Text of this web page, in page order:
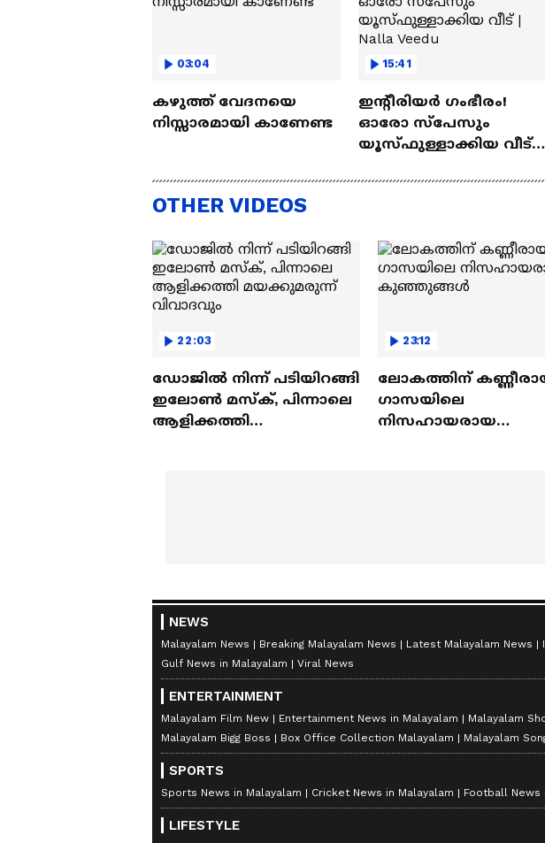
03:04
കഴുത്ത് വേദനയെ
നിസ്സാരമായി കാണേണ്ട
15:41
ഇന്റീരിയർ ഗംഭീരം!
ഓരോ സ്‌പേസും
യൂസ്ഫുള്ളാക്കിയ വീട് |
OTHER VIDEOS
22:03
ഡോജിൽ നിന്ന് പടിയിറങ്ങി
ഇലോൺ മസ്ക്, പിന്നാലെ
ആളിക്കത്തി
23:12
ലോകത്തിന്
ഗാസയിലെ
നിസഹായരായ
NEWS
Malayalam News Breaking Malayalam News Latest Malayalam News
Gulf News in Malayalam
Viral News
ENTERTAINMENT
Malayalam Film New Entertainment News in Malayalam Malayalam
Malayalam Bigg Boss
Box Office Collection Malayalam Malayalam
SPORTS
Sports News in Malayalam Cricket News in Malayalam Football News
LIFESTYLE